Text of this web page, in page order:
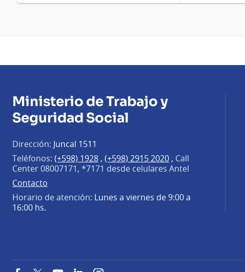
Ministerio de Trabajo y
Seguridad Social
Dirección: Juncal 1511
Teléfonos: (+598) 1928 , (+598) 2915 2020 , Call
Center 08007171, *7171 desde celulares Antel
Contacto
Horario de atención: Lunes a viernes de 9:00 a
16:00 hs.